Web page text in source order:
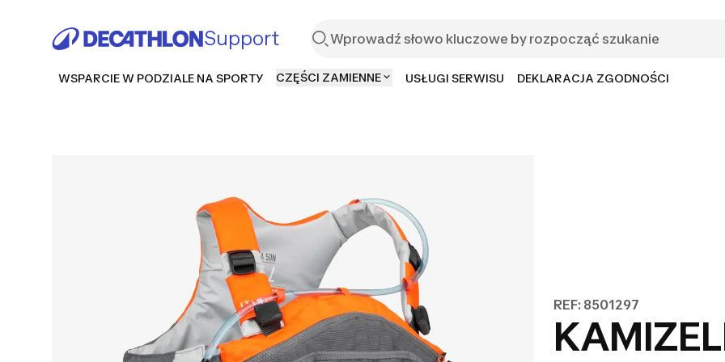
Support
WSPARCIE W PODZIALE NA SPORTY CZĘŚCI ZAMIENNE USŁUGI SERWISU DEKLARACJA ZGODNOŚCI
REF: 8501297